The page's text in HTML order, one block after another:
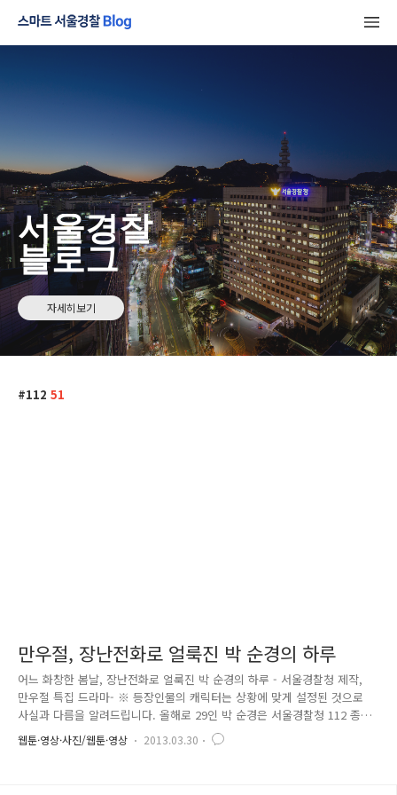
서울경찰
블로그
자세히보기
112 51
만우절, 장난전화로 얼룩진 박 순경의 하루
어느 화창한 봄날, 장난전화로 얼룩진 박 순경의 하루 - 서울경찰청 제작,
만우절 특집 드라마- ※ 등장인물의 캐릭터는 상황에 맞게 설정된 것으로
사실과 다름을 알려드립니다. 올해로 29인 박 순경은 서울경찰청 112 종합
상황실에 근무합니다. 112 종합상황실이 어디냐구요? 서울 시내에서 걸려
오는 112 신고 전화를 모두 모아 이를 재빠르게! 신속하게! 사건 발생지를
웹툰·영상·사진/웹툰·영상 2013.03.30